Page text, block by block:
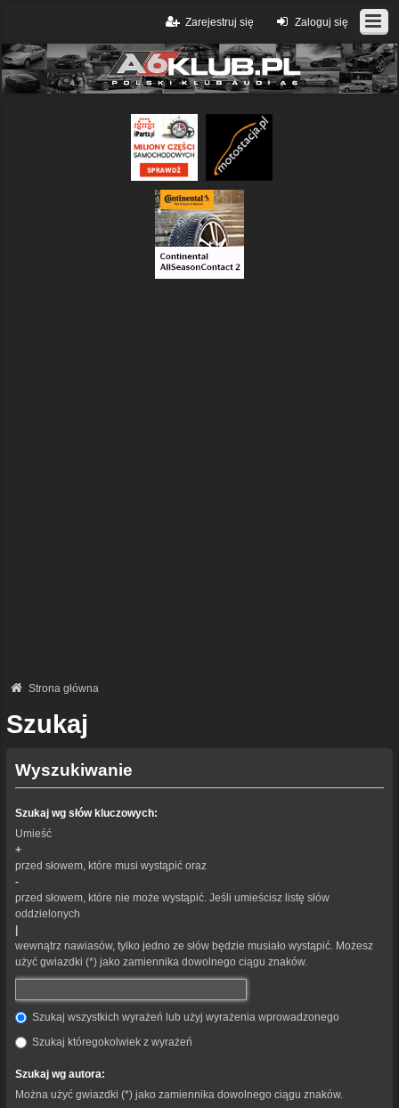
Zaloguj się
Zarejestruj się
Strona główna
Szukaj
Wyszukiwanie
Szukaj wg słów kluczowych:
Umieść
+
przed słowem, które musi wystąpić oraz
-
przed słowem, które nie może wystąpić. Jeśli umieścisz listę słów
oddzielonych
wewnątrz nawiasów, tylko jedno ze słów będzie musiało wystąpić. Możesz
użyć gwiazdki (*) jako zamiennika dowolnego ciągu znaków.
Szukaj wszystkich wyrażeń lub użyj wyrażenia wprowadzonego
Szukaj któregokolwiek z wyrażeń
Szukaj wg autora:
Można użyć gwiazdki (*) jako zamiennika dowolnego ciągu znaków.